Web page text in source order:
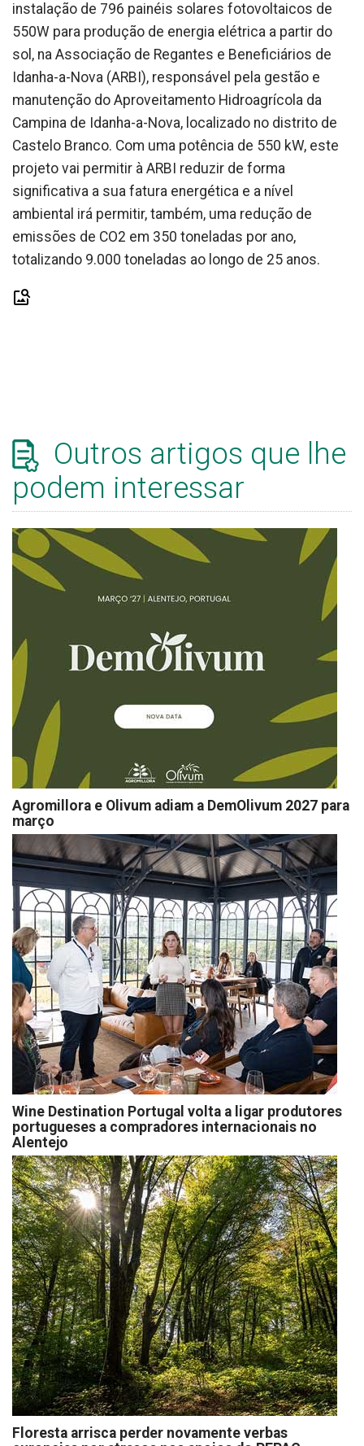
instalação de 796 painéis solares fotovoltaicos de
550W para produção de energia elétrica a partir do
sol, na Associação de Regantes e Beneficiários de
Idanha-a-Nova (ARBI), responsável pela gestão e
manutenção do Aproveitamento Hidroagrícola da
Campina de Idanha-a-Nova, localizado no distrito de
Castelo Branco. Com uma potência de 550 kW, este
projeto vai permitir à ARBI reduzir de forma
significativa a sua fatura energética e a nível
ambiental irá permitir, também, uma redução de
emissões de CO2 em 350 toneladas por ano,
totalizando 9.000 toneladas ao longo de 25 anos.
Outros artigos que lhe
podem interessar
Agromillora e Olivum adiam a DemOlivum 2027 para
março
Wine Destination Portugal volta a ligar produtores
portugueses a compradores internacionais no
Alentejo
Floresta arrisca perder novamente verbas